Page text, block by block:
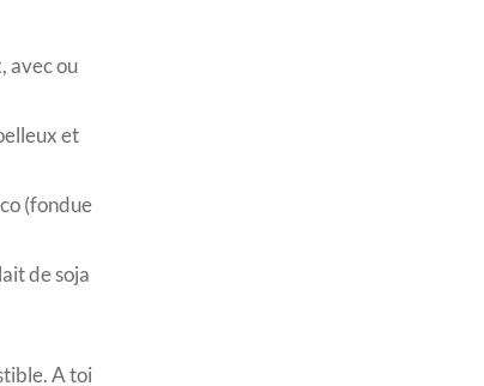
avec ou
et
(fondue
de soja
A toi